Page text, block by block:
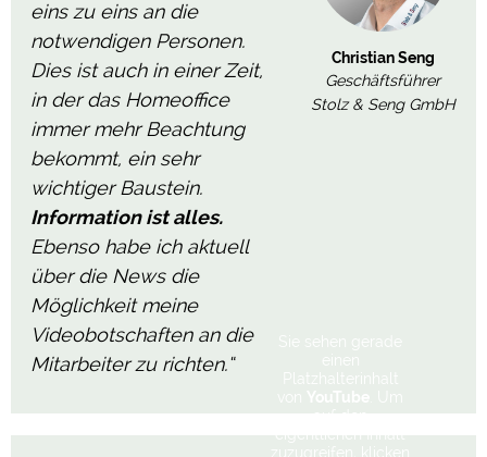
eins zu eins an die
notwendigen Personen.
Dies ist auch in einer Zeit,
in der das Homeoffice
immer mehr Beachtung
bekommt, ein sehr
wichtiger Baustein.
Information ist alles.
Ebenso habe ich aktuell
über die News die
Möglichkeit meine
Videobotschaften an die
Mitarbeiter zu richten.“
Christian Seng
Geschäftsführer
Stolz & Seng GmbH